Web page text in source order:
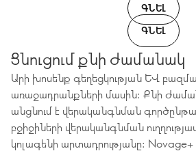
ԳՆԵԼ
ԳՆԵԼ
Ցնուցում քնի ժամանակ
Արի խոսենք գեղեցկության և
առաջադրանքների մասին: Քնի
անցնում է վերականգնման
բջիջիների վերականգնման
կոլագենի արտադրությանը: